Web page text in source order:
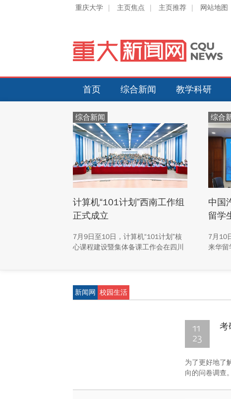
重庆大学 | 主页焦点 | 主页推荐 | 网站地图
首页 综合新闻 教学科研
综合新闻
计算机“101计划”西南工作组
正式成立
7月9日至10日，计算机“101计划”核
心课程建设暨集体备课工作会在四川
综合
中国
留学
7月10
来华留
学生事
及来华
新闻网 校园生活
11
23
考
为了更好地了
向的问卷调查。